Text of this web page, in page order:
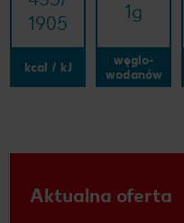
1905
kcal / kJ
1g
węglo-
wodanów
Aktualna oferta